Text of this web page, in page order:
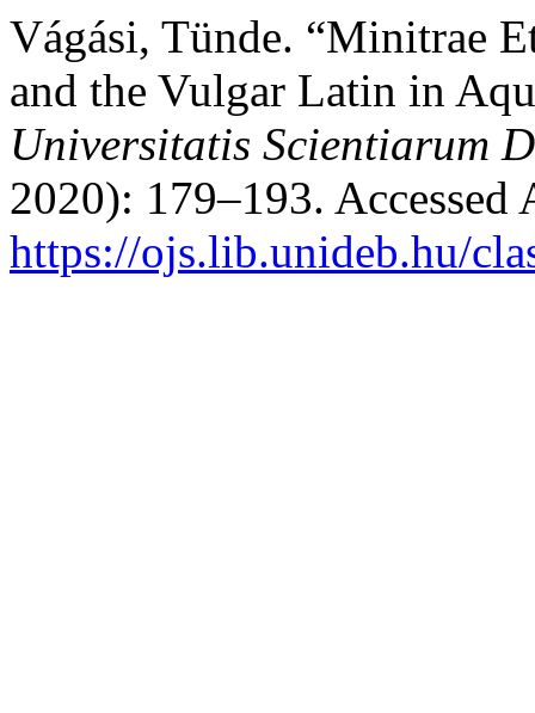
Vágási, Tünde. “Minitrae
and the Vulgar Latin in
Universitatis Scientiarum
2020): 179–193. Accessed
https://ojs.lib.unideb.hu/